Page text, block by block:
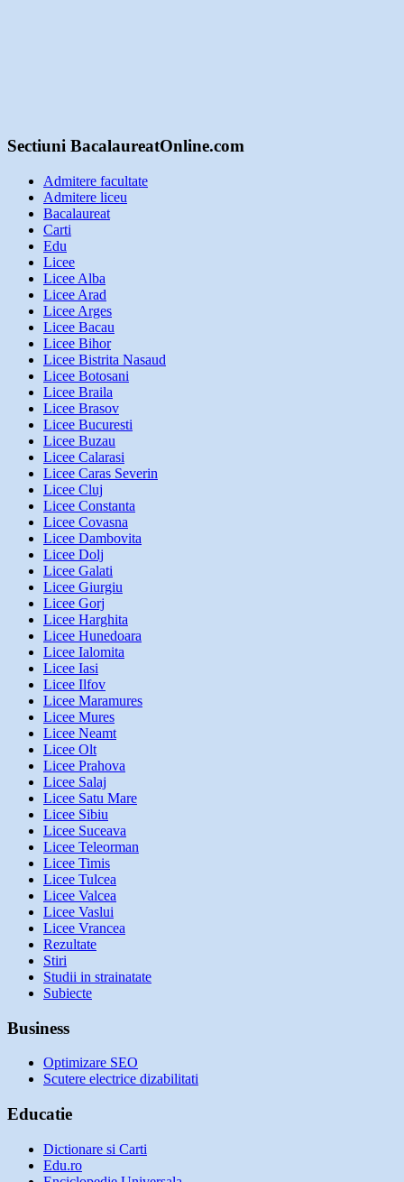
Sectiuni BacalaureatOnline.com
Admitere facultate
Admitere liceu
Bacalaureat
Carti
Edu
Licee
Licee Alba
Licee Arad
Licee Arges
Licee Bacau
Licee Bihor
Licee Bistrita Nasaud
Licee Botosani
Licee Braila
Licee Brasov
Licee Bucuresti
Licee Buzau
Licee Calarasi
Licee Caras Severin
Licee Cluj
Licee Constanta
Licee Covasna
Licee Dambovita
Licee Dolj
Licee Galati
Licee Giurgiu
Licee Gorj
Licee Harghita
Licee Hunedoara
Licee Ialomita
Licee Iasi
Licee Ilfov
Licee Maramures
Licee Mures
Licee Neamt
Licee Olt
Licee Prahova
Licee Salaj
Licee Satu Mare
Licee Sibiu
Licee Suceava
Licee Teleorman
Licee Timis
Licee Tulcea
Licee Valcea
Licee Vaslui
Licee Vrancea
Rezultate
Stiri
Studii in strainatate
Subiecte
Business
Optimizare SEO
Scutere electrice dizabilitati
Educatie
Dictionare si Carti
Edu.ro